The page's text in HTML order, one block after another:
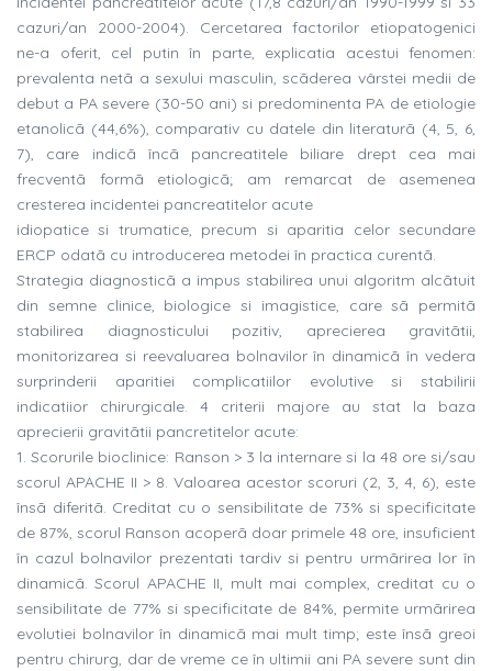
cazuri/an 2000-2004). Cercetarea factorilor etiopatogenici
ne-a oferit, cel putin în parte, explicatia acestui fenomen:
prevalenta netã a sexului masculin, scãderea vârstei medii de
debut a PA severe (30-50 ani) si predominenta PA de etiologie
etanolicã (44,6%), comparativ cu datele din literaturã (4, 5, 6,
7), care indicã încã pancreatitele biliare drept cea mai
frecventã formã etiologicã; am remarcat de asemenea
cresterea incidentei pancreatitelor acute
idiopatice si trumatice, precum si aparitia celor secundare
ERCP odatã cu introducerea metodei în practica curentã.
Strategia diagnosticã a impus stabilirea unui algoritm alcãtuit
din semne clinice, biologice si imagistice, care sã permitã
stabilirea diagnosticului pozitiv, aprecierea gravitãtii,
monitorizarea si reevaluarea bolnavilor în dinamicã în vedera
surprinderii aparitiei complicatiilor evolutive si stabilirii
indicatiior chirurgicale. 4 criterii majore au stat la baza
aprecierii gravitãtii pancretitelor acute:
1. Scorurile bioclinice: Ranson > 3 la internare si la 48 ore si/sau
scorul APACHE II > 8. Valoarea acestor scoruri (2, 3, 4, 6), este
însã diferitã. Creditat cu o sensibilitate de 73% si specificitate
de 87%, scorul Ranson acoperã doar primele 48 ore, insuficient
în cazul bolnavilor prezentati tardiv si pentru urmãrirea lor în
dinamicã. Scorul APACHE II, mult mai complex, creditat cu o
sensibilitate de 77% si specificitate de 84%, permite urmãrirea
evolutiei bolnavilor în dinamicã mai mult timp; este însã greoi
pentru chirurg, dar de vreme ce în ultimii ani PA severe sunt din